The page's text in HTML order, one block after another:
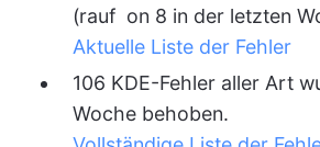
(rauf on 8 in der letzten
Aktuelle Liste der Fehler
106 KDE-Fehler aller Art
Woche behoben.